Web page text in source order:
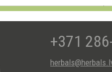
+371